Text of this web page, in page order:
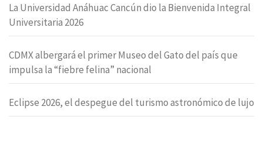
La Universidad Anáhuac Cancún dio la Bienvenida Integral
Universitaria 2026
CDMX albergará el primer Museo del Gato del país que
impulsa la “fiebre felina” nacional
Eclipse 2026, el despegue del turismo astronómico de lujo